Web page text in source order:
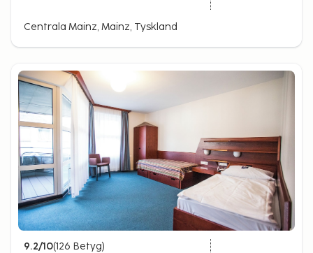
Centrala Mainz, Mainz, Tyskland
9.2/10(126 Betyg)